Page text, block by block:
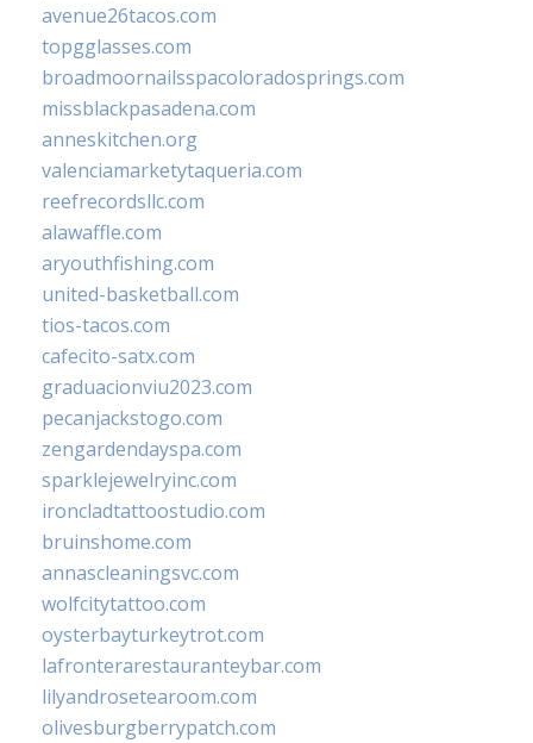
avenue26tacos.com
topgglasses.com
broadmoornailsspacoloradosprings.com
missblackpasadena.com
anneskitchen.org
valenciamarketytaqueria.com
reefrecordsllc.com
alawaffle.com
aryouthfishing.com
united-basketball.com
tios-tacos.com
cafecito-satx.com
graduacionviu2023.com
pecanjackstogo.com
zengardendayspa.com
sparklejewelryinc.com
ironcladtattoostudio.com
bruinshome.com
annascleaningsvc.com
wolfcitytattoo.com
oysterbayturkeytrot.com
lafronterarestauranteybar.com
lilyandrosetearoom.com
olivesburgberrypatch.com